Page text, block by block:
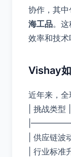
协作，其
海工品。
效率和技术
Vishay
近年来，全
| 挑战类型
| 供应链波
| 行业标